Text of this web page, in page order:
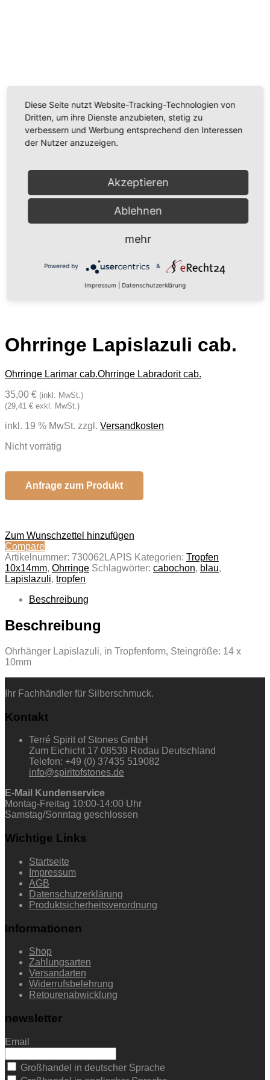
Videoinhalte einzubetten. Dieser Service kann Daten
zu Ihren Aktivitäten sammeln. Bitte lesen Sie die Details
durch und stimmen Sie der Nutzung des Service zu,
um dieses Video anzusehen.
Mehr Informationen
Powered byUsercentrics Consent Management
Platform
Ohrringe Lapislazuli cab.
Ohrringe Larimar cab.Ohrringe Labradorit cab.
35,00 € (inkl. MwSt.)
(29,41 € exkl. MwSt.)
inkl. 19 % MwSt. zzgl. Versandkosten
Nicht vorrätig
Anfrage zum Produkt
Zum Wunschzettel hinzufügen
Compare
Artikelnummer: 730062LAPIS Kategorien: Tropfen
10x14mm, Ohrringe Schlagwörter: cabochon, blau,
Lapislazuli, tropfen
Beschreibung
Beschreibung
Ohrhänger Lapislazuli, in Tropfenform, Steingröße: 14 x
10mm
Ihr Fachhändler für Silberschmuck.
Kontakt
Terré Spirit of Stones GmbH
Zum Eichicht 17 08539 Rodau Deutschland
Telefon: +49 (0) 37435 519082
info@spiritofstones.de
E-Mail Kundenservice
Montag-Freitag 10:00-14:00 Uhr
Samstag/Sonntag geschlossen
Wichtige Links
Startseite
Impressum
AGB
Datenschutzerklärung
Produktsicherheitsverordnung
Informationen
Shop
Zahlungsarten
Versandarten
Widerrufsbelehrung
Retourenabwicklung
newsletter
Email
Großhandel in deutscher Sprache
Diese Seite nutzt Website-Tracking-Technologien von
Dritten, um ihre Dienste anzubieten, stetig zu
verbessern und Werbung entsprechend den Interessen
der Nutzer anzuzeigen.
Akzeptieren
Ablehnen
mehr
Powered by &
Impressum Datenschutzerklärung